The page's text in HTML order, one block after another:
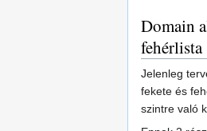
Domain
fehérlista
Jelenleg
fekete és
szintre való